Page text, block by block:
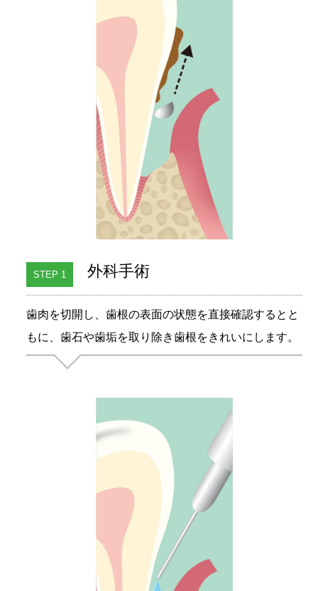
STEP 1 外科手術
歯肉を切開し、歯根の表面の状態を直接確認するとと
もに、歯石や歯垢を取り除き歯根をきれいにします。